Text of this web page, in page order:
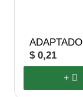
$ 0,21
+